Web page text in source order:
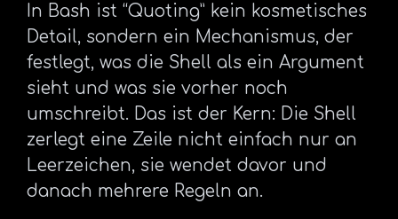
In Bash ist “Quoting” kein kosmetisches
Detail, sondern ein Mechanismus, der
festlegt, was die Shell als ein Argument
sieht und was sie vorher noch
umschreibt. Das ist der Kern: Die Shell
zerlegt eine Zeile nicht einfach nur an
Leerzeichen, sie wendet davor und
danach mehrere Regeln an.